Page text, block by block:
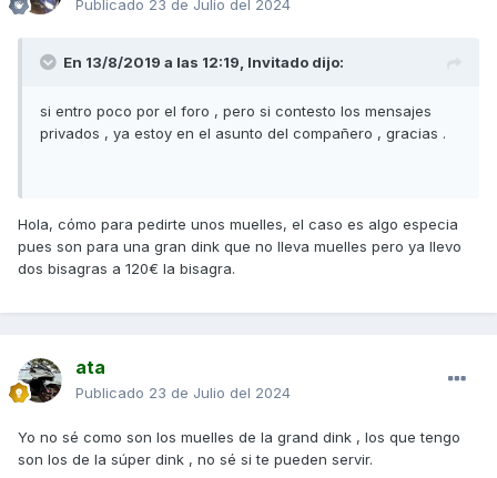
Publicado 23 de Julio del 2024
En 13/8/2019 a las 12:19, Invitado dijo:
si entro poco por el foro , pero si contesto los mensajes
privados , ya estoy en el asunto del compañero , gracias .
Hola, cómo para pedirte unos muelles, el caso es algo especia
pues son para una gran dink que no lleva muelles pero ya llevo
dos bisagras a 120€ la bisagra.
ata
Publicado 23 de Julio del 2024
Yo no sé como son los muelles de la grand dink , los que tengo
son los de la súper dink , no sé si te pueden servir.